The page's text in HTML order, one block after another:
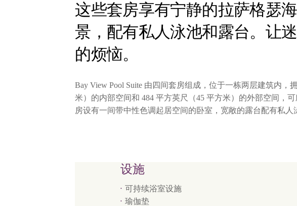
这些套房享有宁静的拉萨格瑟
景，配有私人泳池和露台。让
的烦恼。
Bay View Pool Suite 由四间套房组成，位于一栋两层建筑内，
米）的内部空间和 484 平方英尺（45 平方米）的外部空间，
房设有一间带中性色调起居空间的卧室，宽敞的露台配有私人
设施
可持续浴室设施
瑜伽垫